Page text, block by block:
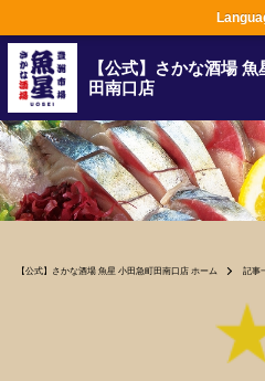
【公式】さかな酒場
田南口店
【公式】さかな酒場 魚星 小田急町田南口店 ホーム 記事